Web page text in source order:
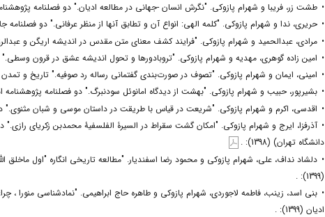
• طشت زر، فریبا و شهرام پازوکی. "نگرش انسان -جهانی در مطالعه ادیان." دو فصلنامه پژوهشنامه
• حریری، ندا و شهرام پازوکی. "کلمه الهی: انواع آن و تطابق آنها از منظر عرفانی." دو فصلنامه
• مرادی، عبدالحمید و شهرام پازوکی. "فرایند کشف معنای متن مقدس در اندیشه اریگن و
• امین زاده گوهری، مهدیه و شهرام پازوکی. "تروبادورها و تحول اندیشه عشق در قرون وسطی." دو
• امینی، ایمان و شهرام پازوکی. "تصوف در صورت‌بندی گفتمانی رساله رد صوفیه." تاریخ و تمدن
• بشیرپور، حبیب و شهرام پازوکی. "بهشت از دیدگاه امانوئل سودنبرگ." دو فصلنامه پژوهشنامه ادیان
• اقدسی، اکرم و شهرام پازوکی. "شریعت در قیاس با طریقت در داستان موسی و شبان مثنوی." دو
• آذرفزا، ایرج و شهرام پازوکی. "امکان گشت سقراط در السیرۀ الفلسفیۀ محمدبن زکریای
دانشگاه تهران) (1398): .
• دلشاد نداف، علی، شهرام پازوکی و محمود رضا اسفندیار. "مطالعه تاریخی انگاره "اول ماخلق
(1399): .
• بنی اسد، زینب، فاطمه لاجوردی، شهرام پازوکی و طاهره حاج ابراهیمی. "نمادشناسی منورا ،
ادیان (1399): .